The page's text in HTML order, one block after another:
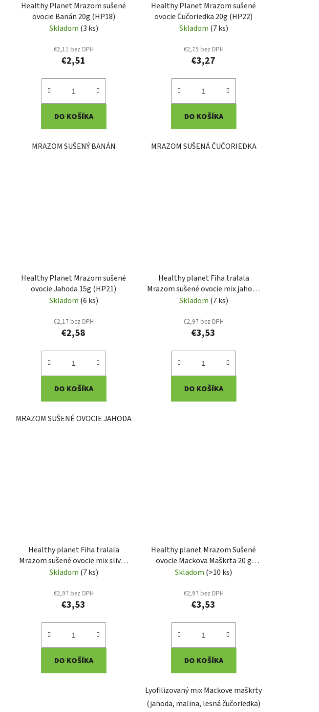
Healthy Planet Mrazom sušené
ovocie Banán 20g (HP18)
Skladom (3 ks)
€2,11 bez DPH
€2,51
DO KOŠÍKA
MRAZOM SUŠENÝ BANÁN
Healthy Planet Mrazom sušené
ovocie Čučoriedka 20g (HP22)
Skladom (7 ks)
€2,75 bez DPH
€3,27
DO KOŠÍKA
MRAZOM SUŠENÁ ČUČORIEDKA
Healthy Planet Mrazom sušené
ovocie Jahoda 15g (HP21)
Skladom (6 ks)
€2,17 bez DPH
€2,58
DO KOŠÍKA
MRAZOM SUŠENÉ OVOCIE JAHODA
Healthy planet Fiha tralala
Mrazom sušené ovocie mix jahoda
banán 20g (HP39)
Skladom (7 ks)
€2,97 bez DPH
€3,53
DO KOŠÍKA
Healthy planet Fiha tralala
Mrazom sušené ovocie mix slivka
višňa čučoriedka 20g (HP37)
Skladom (7 ks)
€2,97 bez DPH
€3,53
DO KOŠÍKA
Healthy planet Mrazom Sušené
ovocie Mackova Maškrta 20 g
(HP30)
Skladom (>10 ks)
€2,97 bez DPH
€3,53
DO KOŠÍKA
Lyofilizovaný mix Mackove maškrty
(jahoda, malina, lesná čučoriedka)